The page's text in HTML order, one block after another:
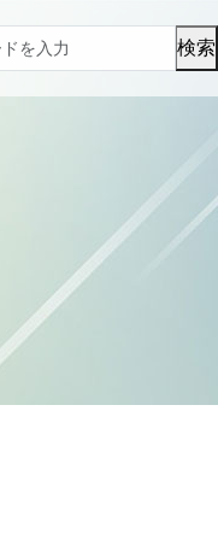
検索